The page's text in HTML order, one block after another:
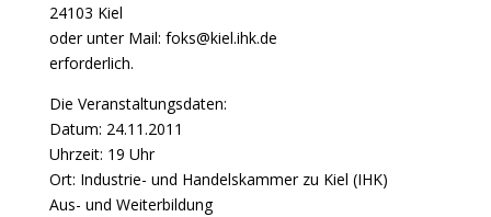
24103 Kiel
oder unter Mail: foks@kiel.ihk.de
erforderlich.
Die Veranstaltungsdaten:
Datum: 24.11.2011
Uhrzeit: 19 Uhr
Ort: Industrie- und Handelskammer zu Kiel (IHK)
Aus- und Weiterbildung